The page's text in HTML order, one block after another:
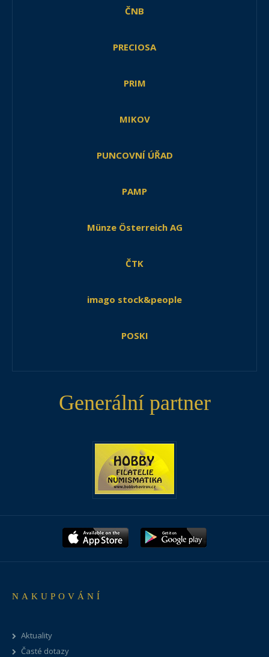
ČNB
PRECIOSA
PRIM
MIKOV
PUNCOVNÍ ÚŘAD
PAMP
Münze Österreich AG
ČTK
imago stock&people
POSKI
Generální partner
NAKUPOVÁNÍ
Aktuality
Časté dotazy